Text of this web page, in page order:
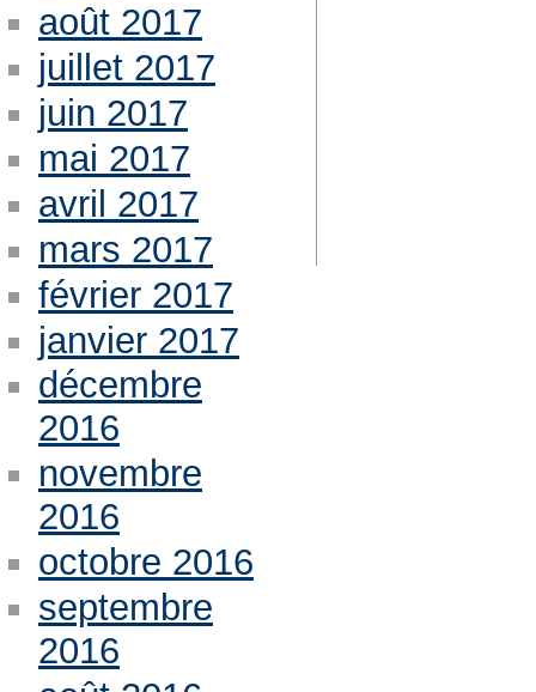
août 2017
juillet 2017
juin 2017
mai 2017
avril 2017
mars 2017
février 2017
janvier 2017
décembre
2016
novembre
2016
octobre 2016
septembre
2016